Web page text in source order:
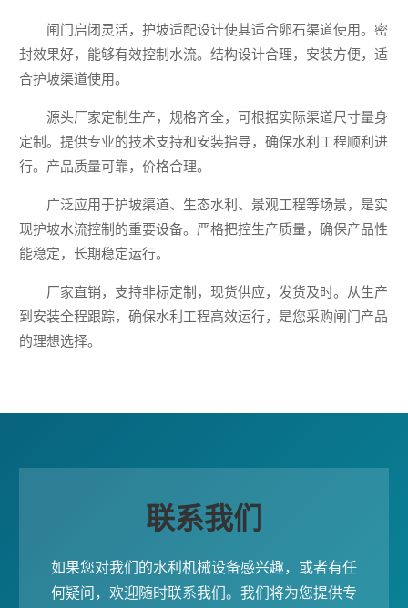
闸门启闭灵活，护坡适配设计使其适合卵石渠道使用。密
封效果好，能够有效控制水流。结构设计合理，安装方便，适
合护坡渠道使用。
源头厂家定制生产，规格齐全，可根据实际渠道尺寸量身
定制。提供专业的技术支持和安装指导，确保水利工程顺利进
行。产品质量可靠，价格合理。
广泛应用于护坡渠道、生态水利、景观工程等场景，是实
现护坡水流控制的重要设备。严格把控生产质量，确保产品性
能稳定，长期稳定运行。
厂家直销，支持非标定制，现货供应，发货及时。从生产
到安装全程跟踪，确保水利工程高效运行，是您采购闸门产品
的理想选择。
联系我们
如果您对我们的水利机械设备感兴趣，或者有任
何疑问，欢迎随时联系我们。我们将为您提供专